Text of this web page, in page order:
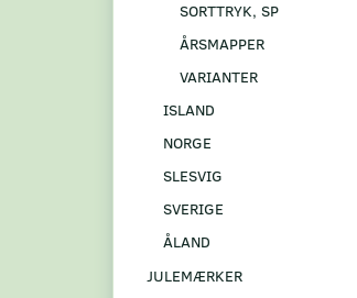
SORTTRYK, SP
ÅRSMAPPER
VARIANTER
ISLAND
NORGE
SLESVIG
SVERIGE
ÅLAND
JULEMÆRKER